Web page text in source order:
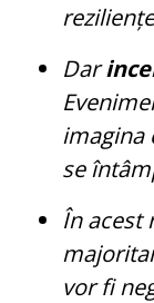
Dar
imagina
se
În acest
vor fi